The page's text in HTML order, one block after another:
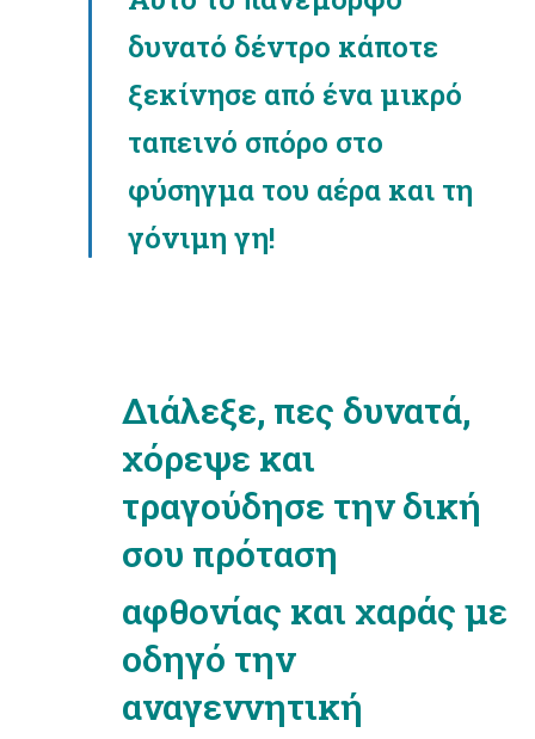
δυνατό δέντρο κάποτε
ξεκίνησε από ένα μικρό
ταπεινό σπόρο στο
φύσηγμα του αέρα και τη
γόνιμη γη!
Διάλεξε, πες δυνατά,
χόρεψε και
τραγούδησε την δική
σου πρόταση
αφθονίας και χαράς με
οδηγό την
αναγεννητική